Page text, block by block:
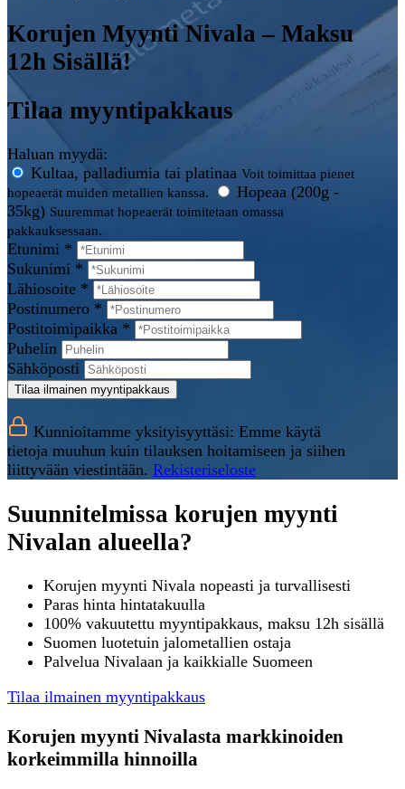
Korujen Myynti Nivala – Maksu
12h Sisällä!
Tilaa myyntipakkaus
Haluan myydä:
Kultaa, palladiumia tai platinaa Voit toimittaa pienet
hopeaerät muiden metallien kanssa.
Hopeaa (200g -
35kg) Suuremmat hopeaerät toimitetaan omassa
pakkauksessaan.
Etunimi *
Sukunimi *
Lähiosoite *
Postinumero *
Postitoimipaikka *
Puhelin
Sähköposti
Tilaa ilmainen myyntipakkaus
Kunnioitamme yksityisyyttäsi: Emme käytä
tietoja muuhun kuin tilauksen hoitamiseen ja siihen
liittyvään viestintään. Rekisteriseloste
Suunnitelmissa korujen myynti
Nivalan alueella?
Korujen myynti Nivala nopeasti ja turvallisesti
Paras hinta hintatakuulla
100% vakuutettu myyntipakkaus, maksu 12h sisällä
Suomen luotetuin jalometallien ostaja
Palvelua Nivalaan ja kaikkialle Suomeen
Tilaa ilmainen myyntipakkaus
Korujen myynti Nivalasta markkinoiden
korkeimmilla hinnoilla